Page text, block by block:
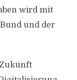
wird mit
und der